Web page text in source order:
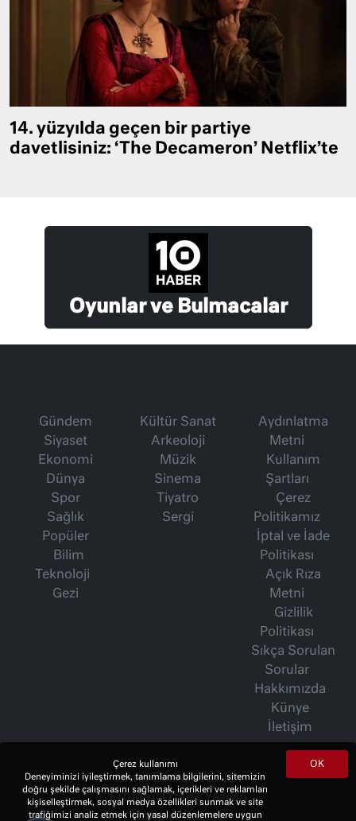
14. yüzyılda geçen bir partiye
davetlisiniz: ‘The Decameron’ Netflix’te
Oyunlar ve Bulmacalar
Gündem
Siyaset
Ekonomi
Dünya
Spor
Sağlık
Popüler
Bilim
Teknoloji
Gezi
Kültür Sanat
Arkeoloji
Müzik
Sinema
Tiyatro
Sergi
Aydınlatma
Metni
Kullanım
Şartları
Çerez
Politikamız
İptal ve İade
Politikası
Açık Rıza
Metni
Gizlilik
Politikası
Sıkça Sorulan
Sorular
Hakkımızda
Künye
İletişim
İsmet Berkan Yazıları
Ertuğrul Özkök Yazıları
Haftalık Gazete
OK
Çerez kullanımı
Deneyiminizi iyileştirmek, tanımlama bilgilerini, sitemizin
doğru şekilde çalışmasını sağlamak, içerikleri ve reklamları
kişiselleştirmek, sosyal medya özellikleri sunmak ve site
trafiğimizi analiz etmek için yasal düzenlemelere uygun